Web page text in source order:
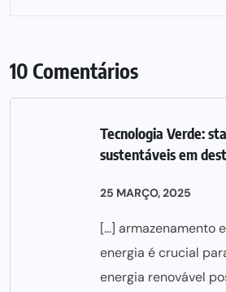
10 Comentários
Tecnologia Verde:
sustentáveis em
25 MARÇO, 2025
[…] armazenamento
energia é crucial
energia renovável